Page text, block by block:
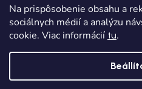
Na prispôsobenie obsahu a
sociálnych médií a analýzu
cookie. Viac informácií tu.